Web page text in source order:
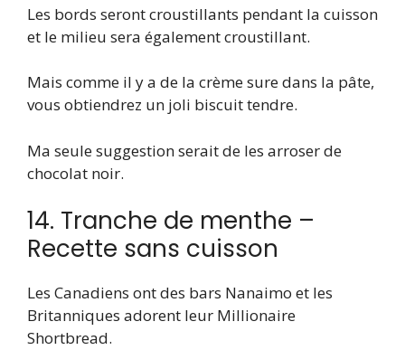
Les bords seront croustillants pendant la cuisson
et le milieu sera également croustillant.
Mais comme il y a de la crème sure dans la pâte,
vous obtiendrez un joli biscuit tendre.
Ma seule suggestion serait de les arroser de
chocolat noir.
14. Tranche de menthe –
Recette sans cuisson
Les Canadiens ont des bars Nanaimo et les
Britanniques adorent leur Millionaire
Shortbread.